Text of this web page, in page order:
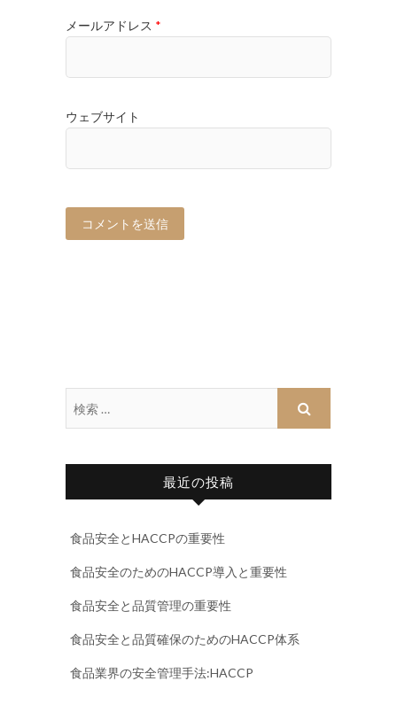
メールアドレス *
ウェブサイト
最近の投稿
食品安全とHACCPの重要性
食品安全のためのHACCP導入と重要性
食品安全と品質管理の重要性
食品安全と品質確保のためのHACCP体系
食品業界の安全管理手法:HACCP